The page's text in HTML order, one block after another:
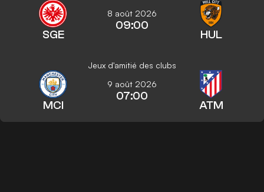
SGE
8 août 2026
09:00
HUL
Jeux d'amitié des clubs
MCI
9 août 2026
07:00
ATM